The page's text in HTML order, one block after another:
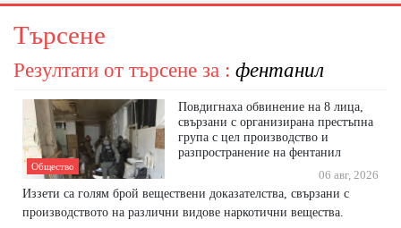
Търсене
Резултати от търсене за : фентанил
Общество
Повдигнаха обвинение на 8 лица,
свързани с организирана престъпна
група с цел производство и
разпространение на фентанил
06 авг, 2026
Иззети са голям брой веществени доказателства, свързани с
производството на различни видове наркотични вещества.